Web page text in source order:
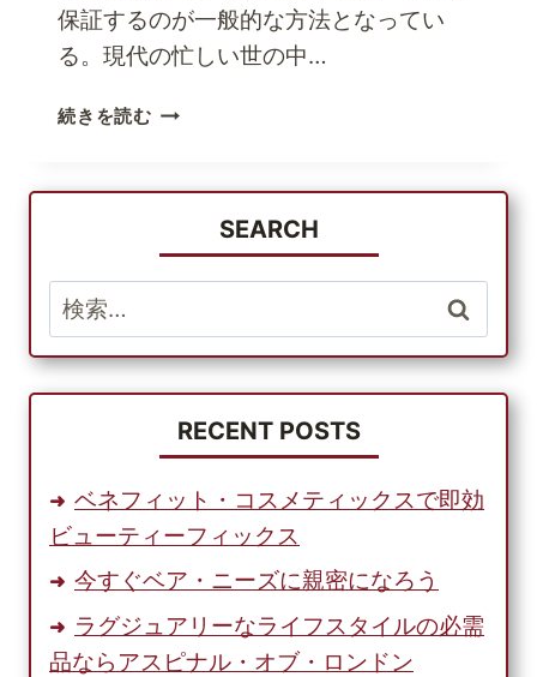
ス
保証するのが一般的な方法となってい
る。現代の忙しい世の中…
続きを読むあ
の
件
に
っ
た
国
貨
輸
送
会
を
見
SEARCH
検
索:
RECENT POSTS
ベネフィット・コスメティックスで即効
ビューティーフィックス
今すぐベア・ニーズに親密になろう
ラグジュアリーなライフスタイルの必需
品ならアスピナル・オブ・ロンドン